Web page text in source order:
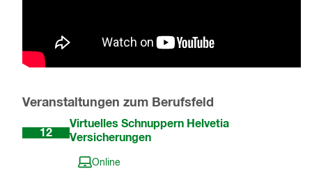
Veranstaltungen zum Berufsfeld
12
Virtuelles Schnuppern Helvetia
Versicherungen
Online